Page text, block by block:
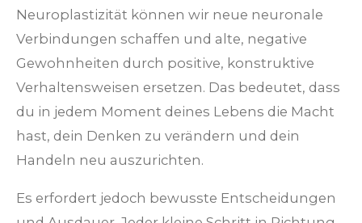
Neuroplastizität können wir neue neuronale
Verbindungen schaffen und alte, negative
Gewohnheiten durch positive, konstruktive
Verhaltensweisen ersetzen. Das bedeutet, dass
du in jedem Moment deines Lebens die Macht
hast, dein Denken zu verändern und dein
Handeln neu auszurichten.
Es erfordert jedoch bewusste Entscheidungen